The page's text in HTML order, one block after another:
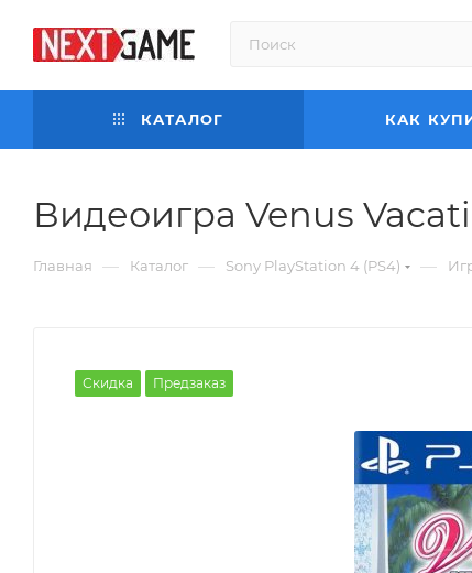
КАТАЛОГ КАК
Видеоигра Venus
Главная — Каталог — Sony PlayStation 4 (PS4) —
Скидка Предзаказ